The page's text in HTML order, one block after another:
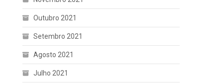
Outubro 2021
Setembro 2021
Agosto 2021
Julho 2021